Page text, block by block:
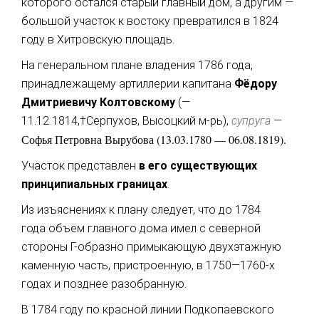
большой участок к востоку превратился в 1824
году в Хитровскую площадь.
На генеральном плане владения 1786 года,
принадлежащему артиллерии капитана Фёдору
Дмитриевичу Колтовскому (—
11.12 1814,†Серпухов, Высоцкий м-рь), супруга —
Софья Петровна Вырубова (13.03.1780 — 06.08.1819).
Участок представлен в его существующих
принципиальных границах
Из изъяснениях к плану следует, что до 1784
года объём главного дома имел с северной
стороны Г-образно примыкающую двухэтажную
каменную часть, пристроенную, в 1750—1760-х
годах и позднее разобранную.
В 1784 году по красной линии Подкопаевского